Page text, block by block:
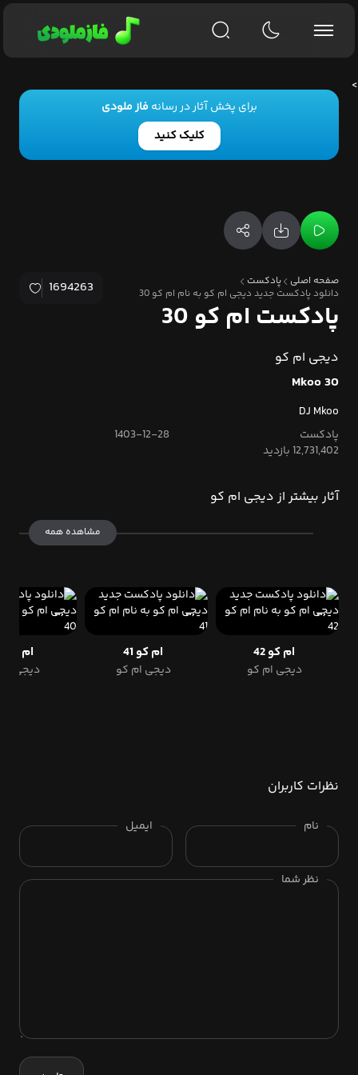
برای پخش آثار در رسانهفاز ملودی
کلیک کنید
صفحه اصلی
پادکست
دانلود پادکست جدید دیجی ام کو به نام ام کو 30
1694263
پادکست ام کو 30
دیجی ام کو
Mkoo 30
DJ Mkoo
پادکست
1403-12-28
12,731,402 بازدید
آثار بیشتر از دیجی ام کو
مشاهده همه
ام کو 42
دیجی ام کو
ام کو 41
دیجی ام کو
ام کو 40
دیجی
نظرات کاربران
نام ایمیل
نظر شما
>